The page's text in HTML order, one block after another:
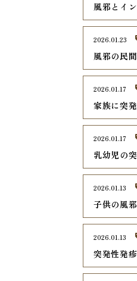
風邪とイ
風邪の民
2026.01.23
家族に突
2026.01.17
乳幼児の
2026.01.17
子供の風
2026.01.13
突発性発
2026.01.13